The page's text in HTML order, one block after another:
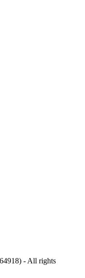
- All rights